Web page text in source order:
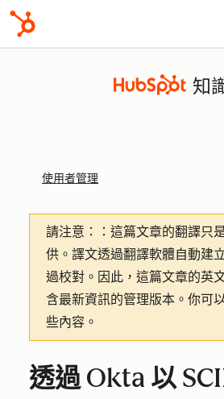
知
使用者管理
請注意：
：這篇文章的翻譯只
供。譯文透過翻譯軟體自動建
過校對。因此，這篇文章的英
含最新資訊的管理版本。你可
些內容。
透過 Okta 以